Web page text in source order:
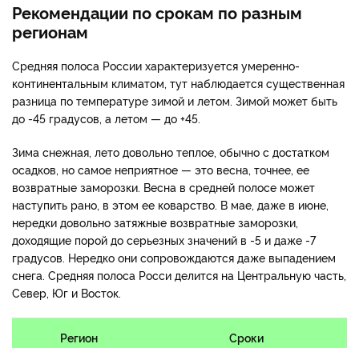
Рекомендации по срокам по разным
регионам
Средняя полоса России характеризуется умеренно-
континентальным климатом, тут наблюдается существенная
разница по температуре зимой и летом. Зимой может быть
до -45 градусов, а летом — до +45.
Зима снежная, лето довольно теплое, обычно с достатком
осадков, но самое неприятное — это весна, точнее, ее
возвратные заморозки. Весна в средней полосе может
наступить рано, в этом ее коварство. В мае, даже в июне,
нередки довольно затяжные возвратные заморозки,
доходящие порой до серьезных значений в -5 и даже -7
градусов. Нередко они сопровождаются даже выпадением
снега. Средняя полоса Росси делится на Центральную часть,
Север, Юг и Восток.
Регион Сроки